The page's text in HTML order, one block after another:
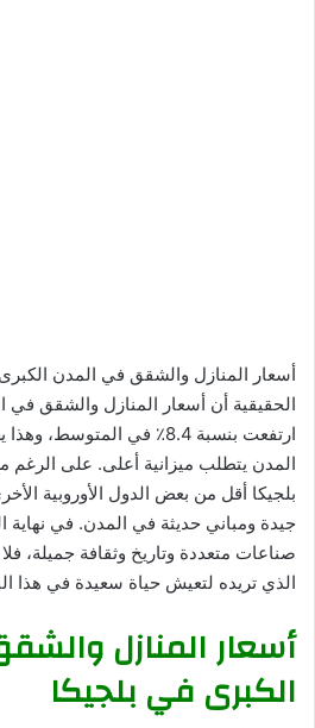
أسعار المنازل والشقق في المدن
الحقيقية أن أسعار المنازل والشقق في
ارتفعت بنسبة 8.4٪ في
المدن يتطلب ميزانية أعلى. على الرغم
بلجيكا أقل من بعض الدول الأوروبية
جيدة ومباني حديثة في المدن. في نهاية
صناعات متعددة وتاريخ وثقافة جميلة،
الذي تريده لتعيش حياة سعيدة في هذا
أسعار المنازل
الكبرى في بلجيكا